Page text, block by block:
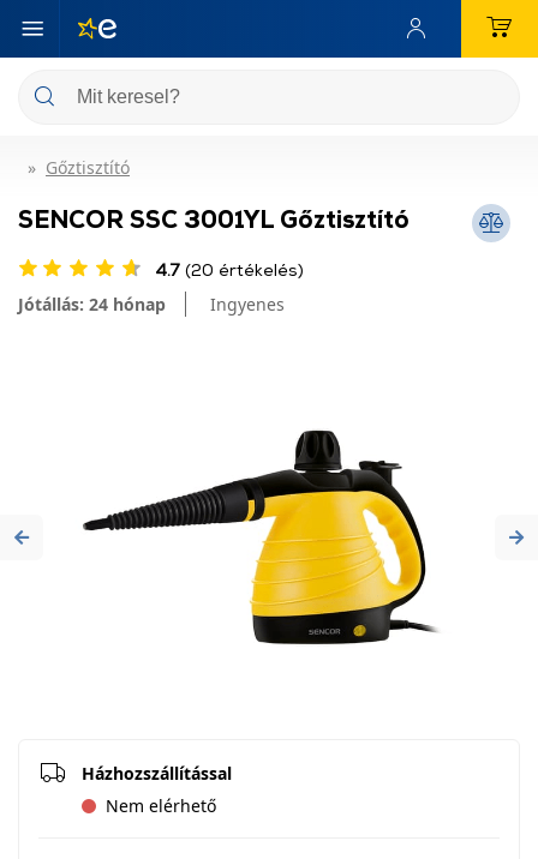
Gőztisztító
SENCOR SSC 3001YL Gőztisztító
4.7 (20 értékelés)
Jótállás: 24 hónap Ingyenes
Previous
Házhozszállítással
Nem elérhető